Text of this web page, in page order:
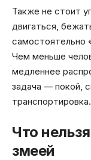
Также не стоит
двигаться,
самостоятельно
Чем меньше
медленнее
задача — покой,
транспортировка.
Что
змеей